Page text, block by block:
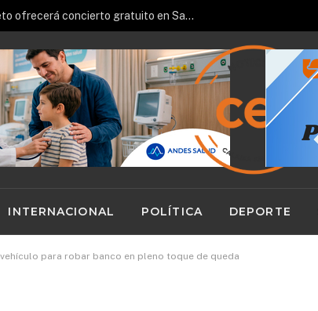
Pianista español José Luis Nieto ofrecerá concierto gratuito en San Pedro de Atacama
INTERNACIONAL POLÍTICA DEPORTE
para robar banco en pleno toque de queda